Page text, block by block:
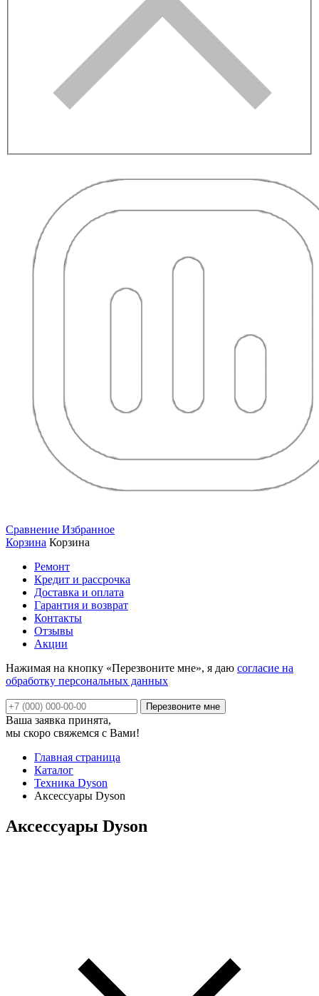
Сравнение Избранное
Корзина Корзина
Ремонт
Кредит и рассрочка
Доставка и оплата
Гарантия и возврат
Контакты
Отзывы
Акции
Нажимая на кнопку «Перезвоните мне», я даю согласие на
обработку персональных данных
Ваша заявка принята,
мы скоро свяжемся с Вами!
Главная страница
Каталог
Техника Dyson
Аксессуары Dyson
Аксессуары Dyson